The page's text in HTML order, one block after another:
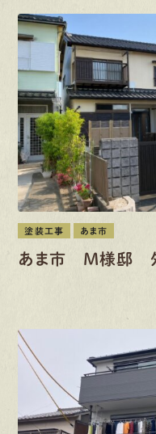
塗装工事 あま市
あま市 M様邸